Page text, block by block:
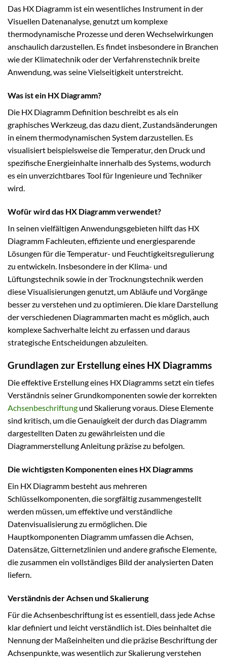
Das HX Diagramm ist ein wesentliches Instrument in der
Visuellen Datenanalyse, genutzt um komplexe
thermodynamische Prozesse und deren Wechselwirkungen
anschaulich darzustellen. Es findet insbesondere in Branchen
wie der Klimatechnik oder der Verfahrenstechnik breite
Anwendung, was seine Vielseitigkeit unterstreicht.
Was ist ein HX Diagramm?
Die HX Diagramm Definition beschreibt es als ein
graphisches Werkzeug, das dazu dient, Zustandsänderungen
in einem thermodynamischen System darzustellen. Es
visualisiert beispielsweise die Temperatur, den Druck und
spezifische Energieinhalte innerhalb des Systems, wodurch
es ein unverzichtbares Tool für Ingenieure und Techniker
wird.
Wofür wird das HX Diagramm verwendet?
In seinen vielfältigen Anwendungsgebieten hilft das HX
Diagramm Fachleuten, effiziente und energiesparende
Lösungen für die Temperatur- und Feuchtigkeitsregulierung
zu entwickeln. Insbesondere in der Klima- und
Lüftungstechnik sowie in der Trocknungstechnik werden
diese Visualisierungen genutzt, um Abläufe und Vorgänge
besser zu verstehen und zu optimieren. Die klare Darstellung
der verschiedenen Diagrammarten macht es möglich, auch
komplexe Sachverhalte leicht zu erfassen und daraus
strategische Entscheidungen abzuleiten.
Grundlagen zur Erstellung eines HX Diagramms
Die effektive Erstellung eines HX Diagramms setzt ein tiefes
Verständnis seiner Grundkomponenten sowie der korrekten
Achsenbeschriftung und Skalierung voraus. Diese Elemente
sind kritisch, um die Genauigkeit der durch das Diagramm
dargestellten Daten zu gewährleisten und die
Diagrammerstellung Anleitung präzise zu befolgen.
Die wichtigsten Komponenten eines HX Diagramms
Ein HX Diagramm besteht aus mehreren
Schlüsselkomponenten, die sorgfältig zusammengestellt
werden müssen, um effektive und verständliche
Datenvisualisierung zu ermöglichen. Die
Hauptkomponenten Diagramm umfassen die Achsen,
Datensätze, Gitternetzlinien und andere grafische Elemente,
die zusammen ein vollständiges Bild der analysierten Daten
liefern.
Verständnis der Achsen und Skalierung
Für die Achsenbeschriftung ist es essentiell, dass jede Achse
klar definiert und leicht verständlich ist. Dies beinhaltet die
Nennung der Maßeinheiten und die präzise Beschriftung der
Achsenpunkte, was wesentlich zur Skalierung verstehen